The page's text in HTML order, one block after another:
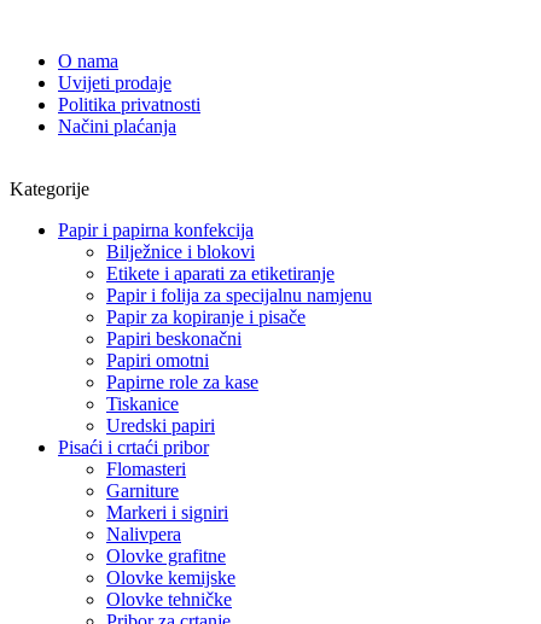
O nama
Uvijeti prodaje
Politika privatnosti
Načini plaćanja
Kategorije
Papir i papirna konfekcija
Bilježnice i blokovi
Etikete i aparati za etiketiranje
Papir i folija za specijalnu namjenu
Papir za kopiranje i pisače
Papiri beskonačni
Papiri omotni
Papirne role za kase
Tiskanice
Uredski papiri
Pisaći i crtaći pribor
Flomasteri
Garniture
Markeri i signiri
Nalivpera
Olovke grafitne
Olovke kemijske
Olovke tehničke